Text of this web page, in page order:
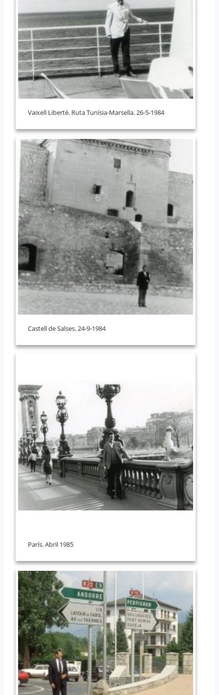
Vaixell Liberté. Ruta Tunísia-Marsella. 26-5-1984
Castell de Salses. 24-9-1984
París. Abril 1985